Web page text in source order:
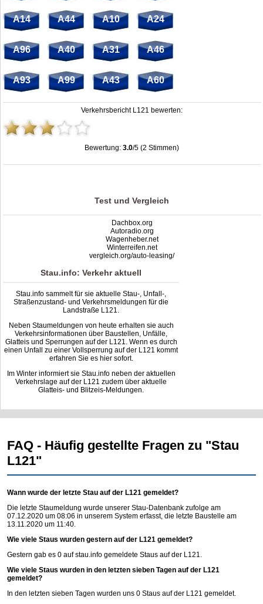
A14 A44 A10 A24
A96 A40 A31 A46
A93 A99 A43 A60
Verkehrsbericht L121 bewerten:
Bewertung:3.0/5 (2 Stimmen)
Stau L121: Unfälle, Sperrung & Baustellen | Staumelder L121 ,3.0out of5based
Test und Vergleich
Dachbox.org
Autoradio.org
Wagenheber.net
Winterreifen.net
vergleich.org/auto-leasing/
Stau.info: Verkehr aktuell
Stau.info sammelt für sie aktuelle Stau-, Unfall-,
Straßenzustand- und Verkehrsmeldungen für die
Landstraße L121.
Neben Staumeldungen von heute erhalten sie auch
Verkehrsinformationen über Baustellen, Unfälle,
Glatteis und Sperrungen auf der L121. Wenn es durch
einen Unfall zu einer Vollsperrung auf der L121 kommt
erfahren Sie es hier sofort.
Im Winter informiert sie Stau.info neben der aktuellen
Verkehrslage auf der L121 zudem über aktuelle
Glatteis- und Blitzeis-Meldungen.
FAQ - Häufig gestellte Fragen zu "Stau
L121"
Wann wurde der letzte Stau auf der L121 gemeldet?
Die letzte Staumeldung wurde unserer Stau-Datenbank zufolge am
07.12.2020 um 08:06 in unserem System erfasst, die letzte Baustelle am
13.11.2020 um 11:40.
Wie viele Staus wurden gestern auf der L121 gemeldet?
Gestern gab es 0 aufstau.info gemeldete Staus auf der L121.
Wie viele Staus wurden in den letzten sieben Tagen auf der L121
gemeldet?
In den letzten sieben Tagen wurden uns 0 Staus auf der L121 gemeldet.